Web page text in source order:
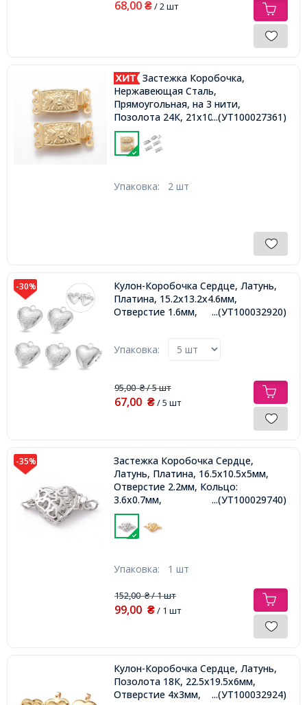
68,00 ₴/ 2 шт
Застежка Коробочка,
Нержавеющая Сталь,
Прямоугольная, на 3 нити,
Позолота 24К, 21х10х4.5мм, Отв.
1мм,
...(УТ100027361)
Упаковка: 2 шт
-30%
Кулон-Коробочка Сердце, Латунь,
Платина, 15.2х13.2х4.6мм,
Отверстие 1.6мм,
...(УТ100032920)
Упаковка:
95,00₴/ 5 шт
67,00 ₴/ 5 шт
-35%
Застежка Коробочка Сердце,
Латунь, Платина, 16.5х10.5х5мм,
Отверстие 2.2мм, Кольцо:
3.6х0.7мм,
...(УТ100029740)
Упаковка: 1 шт
152,00₴/ 1 шт
99,00 ₴/ 1 шт
Кулон-Коробочка Сердце, Латунь,
Позолота 18К, 22.5х19.5х6мм,
Отверстие 4х3мм,
...(УТ100032924)